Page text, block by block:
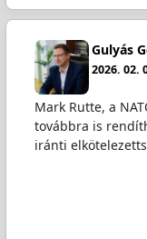
Gulyás
2026. 02.
Mark Rutte, a
továbbra is
iránti